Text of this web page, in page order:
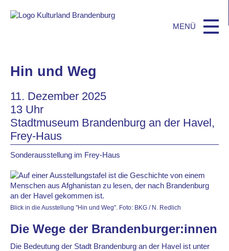
11. Dezember 2025
13 Uhr
Stadtmuseum Brandenburg an der Havel,
Frey-Haus
Hin und Weg
Sonderausstellung im Frey-Haus
Blick in die Ausstellung "Hin und Weg". Foto: BKG / N. Redlich
Die Wege der Brandenburger:innen
Die Bedeutung der Stadt Brandenburg an der Havel ist unter